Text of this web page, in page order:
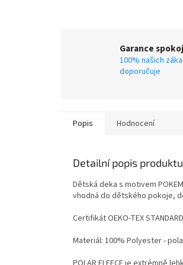
Garance
100% našich
doporučuje
Popis Hodnocení
Detailní popis produktu
Dětská deka s motivem
vhodná do dětského pokoje,
Certifikát OEKO-TEX
Materiál: 100% Polyester -